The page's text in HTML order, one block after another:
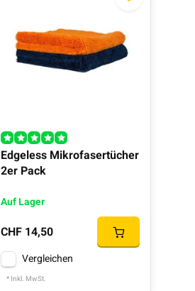
Edgeless Mikrofasertücher
2er Pack
Auf Lager
CHF 14,50
Vergleichen
* Inkl. MwSt.